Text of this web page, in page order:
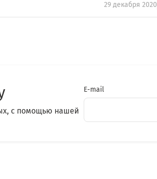
29 декабря 2020
с помощью нашей
E-mail